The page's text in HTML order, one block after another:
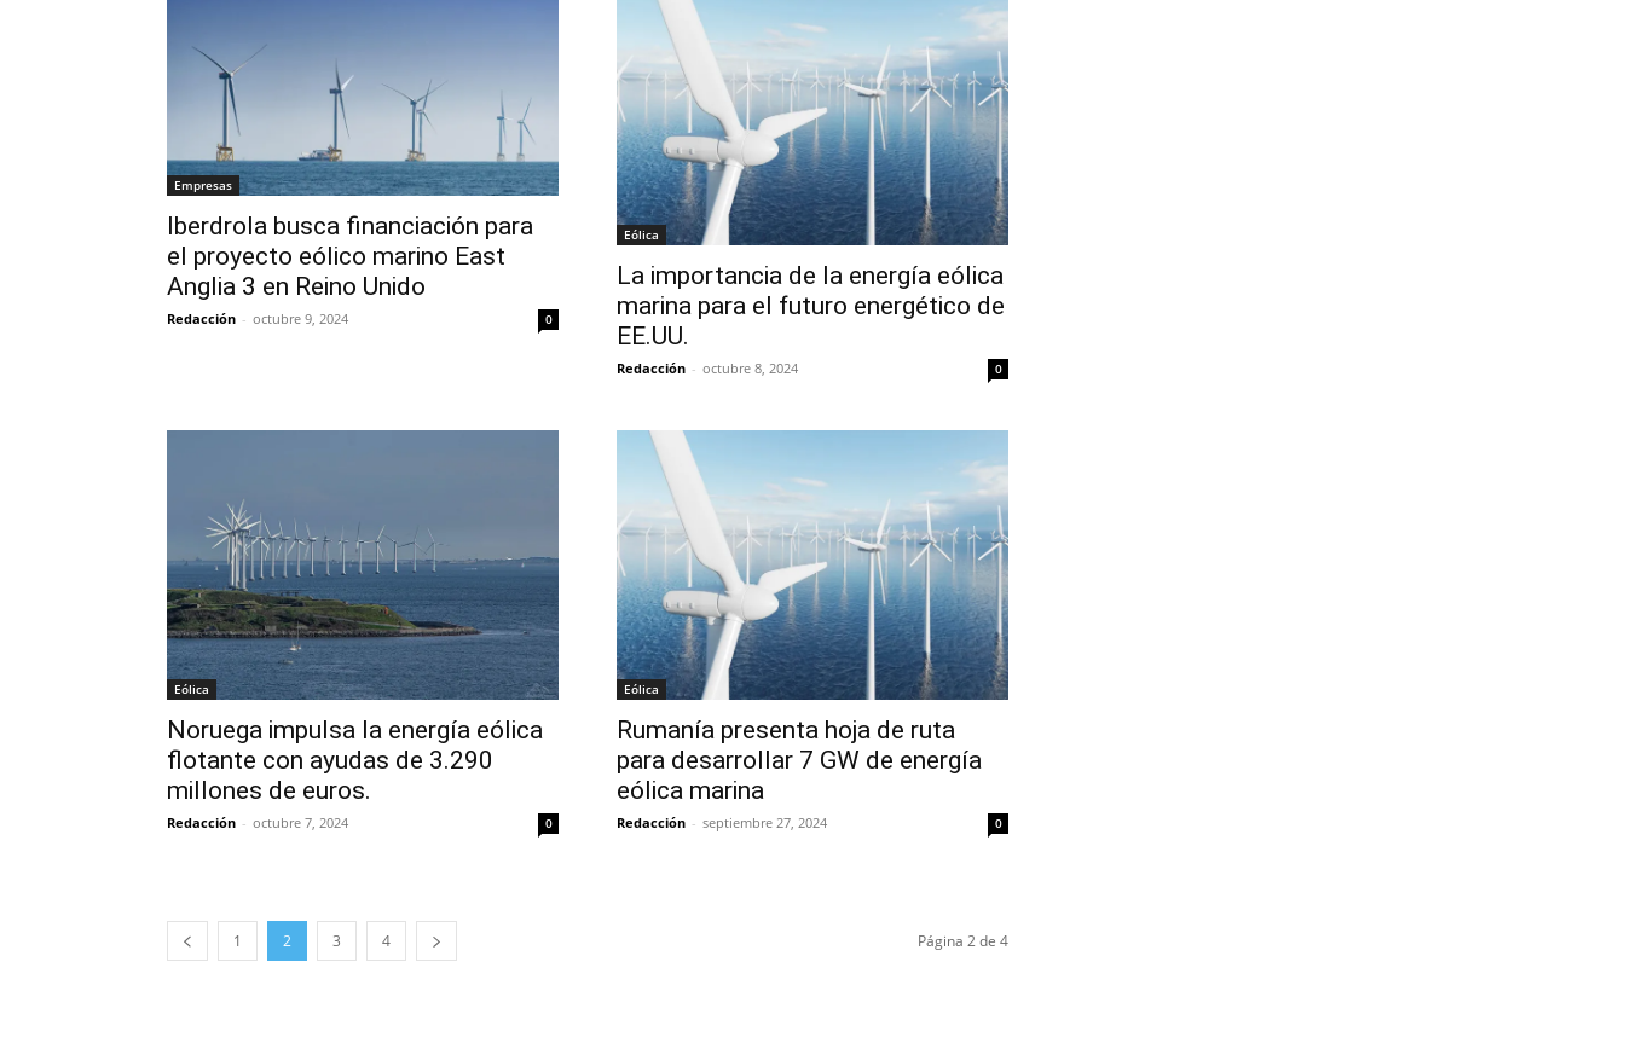
Empresas
Iberdrola busca financiación para
el proyecto eólico marino East
Anglia 3 en Reino Unido
Redacción - octubre 9, 2024 0
Eólica
La importancia de la energía eólica
marina para el futuro energético de
EE.UU.
Redacción - octubre 8, 2024 0
Eólica
Noruega impulsa la energía eólica
flotante con ayudas de 3.290
millones de euros.
Redacción - octubre 7, 2024 0
Eólica
Rumanía presenta hoja de ruta
para desarrollar 7 GW de energía
eólica marina
Redacción - septiembre 27, 2024 0
1 2 3 4 Página 2 de 4